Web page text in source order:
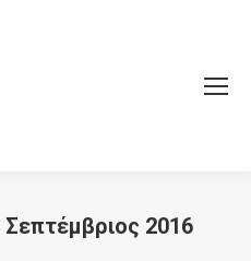
Σεπτέμβριος 2016